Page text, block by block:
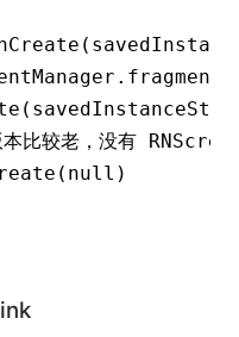
比较老，没有